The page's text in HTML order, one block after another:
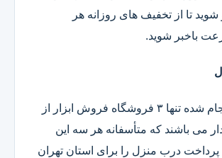
تا از تخفیف های روزانه هر
باخبر شوید.
در بررسی های انجام شده تنها ۳ فروشگاه فروش ابزار از
می باشند که متأسفانه هر سه این
درب منزل را برای استان تهران